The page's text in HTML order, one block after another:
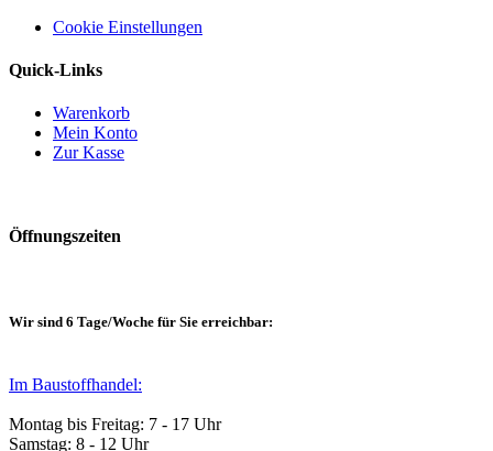
Cookie Einstellungen
Quick-Links
Warenkorb
Mein Konto
Zur Kasse
Öffnungszeiten
Wir sind 6 Tage/Woche für Sie erreichbar:
Im Baustoffhandel:
Montag bis Freitag: 7 - 17 Uhr
Samstag: 8 - 12 Uhr